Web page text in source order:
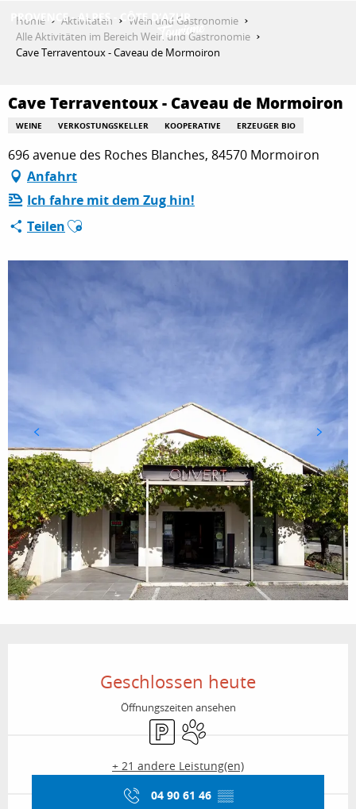
contenu
AKTIVITÄTEN
AUFENTHALT
ESPACE PRO
Home Aktivitäten
Wein und Gastronomie
Alle Aktivitäten im Bereich Wein und Gastronomie
Cave Terraventoux - Caveau de Mormoiron
Cave Terraventoux - Caveau de Mormoiron
WEINE VERKOSTUNGSKELLER KOOPERATIVE ERZEUGER BIO
696 avenue des Roches Blanches, 84570 Mormoiron
Anfahrt
Ich fahre mit dem Zug hin!
TeilenAjouter aux favoris
Geschlossen heute
Öffnungszeiten ansehen
ParkplatzTiere erlaubt
+ 21 andere Leistung(en)
04 90 61 46 ▒▒